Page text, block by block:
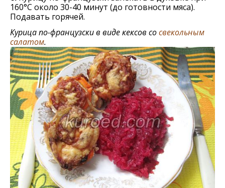
160°С около 30-40 минут (до готовности мяса).
Подавать горячей.
Курица по-французски в виде кексов сосвекольным
салатом.